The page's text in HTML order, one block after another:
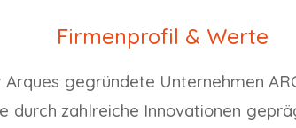
Firmenprofil & Werte
gegründete Unternehmen
durch zahlreiche Innovationen